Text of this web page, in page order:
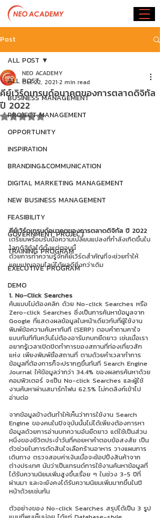
Post
ALL POST
BUSINESS MANAGEMENT
PROJECT MANAGEMENT
OPPORTUNITY
INSPIRATION
BRANDING&COMMUNICATION
DIGITAL MARKETING MANAGEMENT
NEW BUSINESS MANAGEMENT
FEASIBILITY
GOVERNMENT PROJECT
TRAINING PROGRAM
EXECUTIVE PROGRAM
DEMO
ALL POST
คีย์เวิร์ดเทรนด์อนาคตของการตลาดดิจิทัล
ปี 2022
NEO ACADEMY
Oct 22, 2021 2 min read
Rated NaN out of 5 stars.
คีย์เวิร์ดเทรนด์อนาคตของการตลาดดิจิทัล ปี 2022
เตรียมพร้อมรับมือความเปลี่ยนแปลงที่กำลังเกิดขึ้นใน
โลกดิจิทัลได้ตั้งแต่ตอนนี้
ด้วยการทำความรู้จักคีย์เวิร์ดสำคัญที่จะช่วยทำให้
แคมเปญออนไลน์ได้ผลดียิ่งกว่าเดิม
ค้นแบบไม่ต้องคลิก ด้วย No-click Searches หรือ
Zero-click Searches ซึ่งเป็นการค้นหาข้อมูลจาก
Google ที่แสดงผลข้อมูลในหน้าเดียวกับที่ผู้ใช้งาน
พิมพ์ข้อความค้นหาทันที (SERP) ตอบคำถามคาใจ
แบบทันทีทันควันไม่ต้องอารัมภบทยืดยาว เช่นเมื่อเรา
อยากรู้เวลาเปิดปิดทำการของสถานที่ท่องเที่ยวสัก
แห่ง เพียงพิมพ์ชื่อสถานที่ ตามด้วยคำเวลาทำการ
ข้อมูลที่ต้องการก็จะปรากฏขึ้นทันที Search Engine
Journal ให้ข้อมูลว่ากว่า 34.4% ของผลกรค้นหาด้วย
คอมพิวเตอร์ จะเป็น No-click Searches และผู้ใช้
งานค้นหาผ่านสมาร์ทโฟน 62.5% ไม่กดลิงก์เข้าไป
อ่านต่อ
จากข้อมูลข้างต้นทำให้เห็นว่าการใช้งาน Search
Engine ของคนในปัจจุบันนั้นไม่ได้เพียงต้องการหา
ข้อมูลด้วยการอ่านบทความอันยืดยาว แต่ใช้เป็นส่วน
หนึ่งของชีวิตประจำวันที่คอยหาคำตอบข้อสงสัย เป็น
ตัวช่วยในการตัดสินใจเลือกร้านอาหาร วางแผนการ
เดินทาง ตรวจสอบค่าเงินเมื่อจะช้อปปิ้งสินค้าจาก
ต่างประเทศ นับว่าเป็นเทรนด์การใช้งานค้นหาข้อมูลที่
ได้รับความนิยมเพิ่มสูงขึ้นเรื่อย ๆ ในช่วง 3-5 ปีที่
ผ่านมา และจะยังคงได้รับความนิยมเพิ่มมากขึ้นในปี
หน้าด้วยเช่นกัน
ตัวอย่างของ No-click Searches สรุปได้เป็น 3 รูป